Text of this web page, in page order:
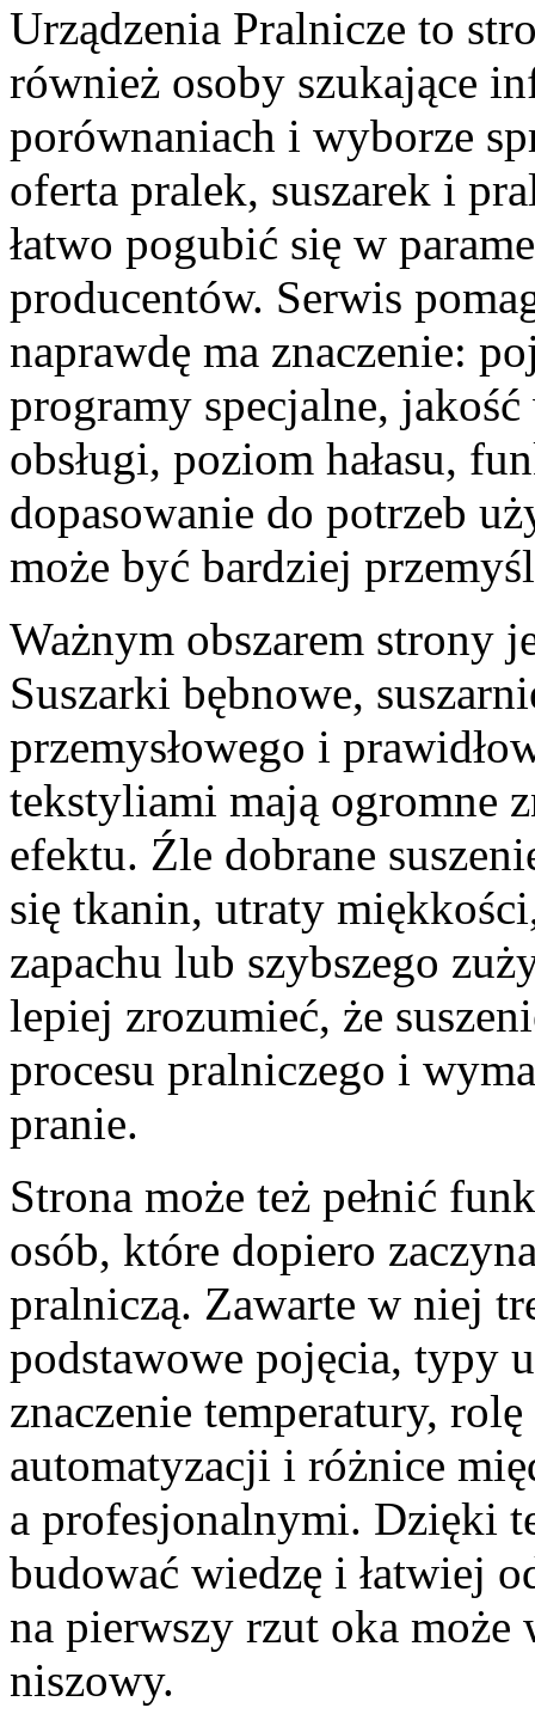
Urządzenia Pralnicze to
również osoby szukające
porównaniach i wyborze
oferta pralek, suszarek i
łatwo pogubić się w
producentów. Serwis
naprawdę ma znaczenie:
programy specjalne,
obsługi, poziom hałasu,
dopasowanie do potrzeb
może być bardziej
Ważnym obszarem strony
Suszarki bębnowe,
przemysłowego i
tekstyliami mają ogromne
efektu. Źle dobrane
się tkanin, utraty
zapachu lub szybszego
lepiej zrozumieć, że
procesu pralniczego i
pranie.
Strona może też pełnić
osób, które dopiero
pralniczą. Zawarte w niej
podstawowe pojęcia, typy
znaczenie temperatury,
automatyzacji i różnice
a profesjonalnymi. Dzięki
budować wiedzę i łatwiej
na pierwszy rzut oka
niszowy.